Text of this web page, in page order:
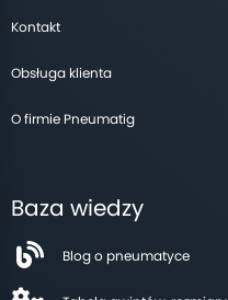
Kontakt
Obsługa klienta
O firmie Pneumatig
Baza wiedzy
Blog o pneumatyce